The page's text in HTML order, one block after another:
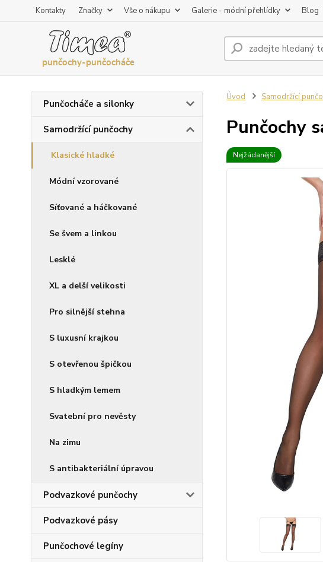
Kontakty Značky Vše o nákupu Galerie - módní přehlídky Blog
Punčocháče a silonky
Samodržící punčochy
Klasické hladké
Módní vzorované
Síťované a háčkované
Se švem a linkou
Lesklé
XL a delší velikosti
Pro silnější stehna
S luxusní krajkou
S otevřenou špičkou
S hladkým lemem
Svatební pro nevěsty
Na zimu
S antibakteriální úpravou
Podvazkové punčochy
Podvazkové pásy
Punčochové legíny
Úvod Samodržící
Punčochy
Nejžádanější